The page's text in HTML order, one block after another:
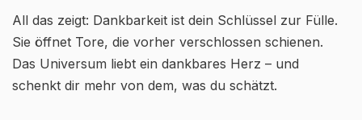
All das zeigt: Dankbarkeit ist dein Schlüssel zur Fülle.
Sie öffnet Tore, die vorher verschlossen schienen.
Das Universum liebt ein dankbares Herz – und
schenkt dir mehr von dem, was du schätzt.